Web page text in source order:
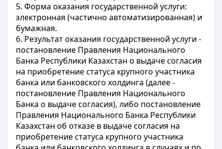
5. Форма оказания государственной услуги:
электронная (частично автоматизированная) и
бумажная.
6. Результат оказания государственной услуги -
постановление Правления Национального
Банка Республики Казахстан о выдаче согласия
на приобретение статуса крупного участника
банка или банковского холдинга (далее -
постановление Правления Национального
Банка о выдаче согласия), либо постановление
Правления Национального Банка Республики
Казахстан об отказе в выдаче согласия на
приобретение статуса крупного участника